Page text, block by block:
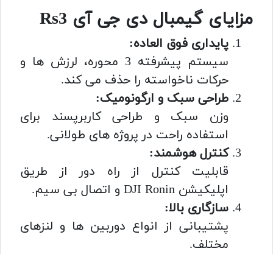
مزایای گیمبال دی جی آی Rs3
پایداری فوق العاده:
سیستم پیشرفته 3 محوره، لرزش ها و
حرکات ناخواسته را حذف می کند.
طراحی سبک و ارگونومیک:
وزن سبک و طراحی کاربرپسند برای
استفاده راحت در پروژه های طولانی.
کنترل هوشمند:
قابلیت کنترل از راه دور از طریق
اپلیکیشن DJI Ronin و اتصال بی سیم.
سازگاری بالا:
پشتیبانی از انواع دوربین ها و لنزهای
مختلف.